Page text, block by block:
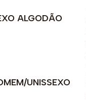
ALGODÃO
UNISSEXO